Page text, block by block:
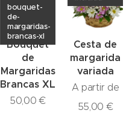
Bouquet
de
Margaridas
Brancas XL
bouquet-
de-
margaridas-
brancas-xl
50,00 €
Cesta de
margarida
variada
A partir de
55,00 €